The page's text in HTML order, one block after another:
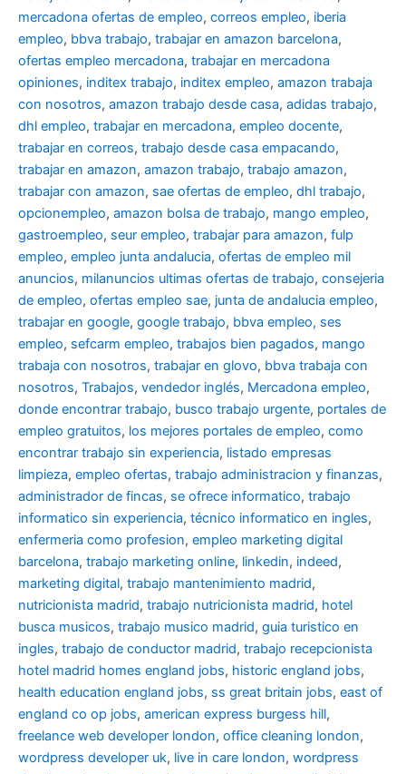
mercadona ofertas de empleo, correos empleo, iberia
empleo, bbva trabajo, trabajar en amazon barcelona,
ofertas empleo mercadona, trabajar en mercadona
opiniones, inditex trabajo, inditex empleo, amazon trabaja
con nosotros, amazon trabajo desde casa, adidas trabajo,
dhl empleo, trabajar en mercadona, empleo docente,
trabajar en correos, trabajo desde casa empacando,
trabajar en amazon, amazon trabajo, trabajo amazon,
trabajar con amazon, sae ofertas de empleo, dhl trabajo,
opcionempleo, amazon bolsa de trabajo, mango empleo,
gastroempleo, seur empleo, trabajar para amazon, fulp
empleo, empleo junta andalucia, ofertas de empleo mil
anuncios, milanuncios ultimas ofertas de trabajo, consejeria
de empleo, ofertas empleo sae, junta de andalucia empleo,
trabajar en google, google trabajo, bbva empleo, ses
empleo, sefcarm empleo, trabajos bien pagados, mango
trabaja con nosotros, trabajar en glovo, bbva trabaja con
nosotros, Trabajos, vendedor inglés, Mercadona empleo,
donde encontrar trabajo, busco trabajo urgente, portales de
empleo gratuitos, los mejores portales de empleo, como
encontrar trabajo sin experiencia, listado empresas
limpieza, empleo ofertas, trabajo administracion y finanzas,
administrador de fincas, se ofrece informatico, trabajo
informatico sin experiencia, técnico informatico en ingles,
enfermeria como profesion, empleo marketing digital
barcelona, trabajo marketing online, linkedin, indeed,
marketing digital, trabajo mantenimiento madrid,
nutricionista madrid, trabajo nutricionista madrid, hotel
busca musicos, trabajo musico madrid, guia turistico en
ingles, trabajo de conductor madrid, trabajo recepcionista
hotel madrid homes england jobs, historic england jobs,
health education england jobs, ss great britain jobs, east of
england co op jobs, american express burgess hill,
freelance web developer london, office cleaning london,
wordpress developer uk, live in care london, wordpress